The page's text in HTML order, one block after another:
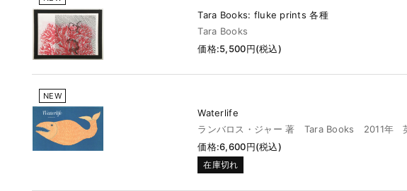
Tara Books: fluke prints 各種
Tara Books
価格:5,500円(税込)
NEW
Waterlife
ランバロス・ジャー 著 Tara Books 2011年
価格:6,600円(税込)
在庫切れ